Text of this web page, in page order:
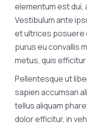
elementum est dui,
Vestibulum ante
et ultrices posuere
purus eu convallis
metus, quis
Pellentesque ut
sapien accumsan
tellus aliquam
dolor efficitur, in